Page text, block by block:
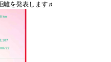
離を発表します♬